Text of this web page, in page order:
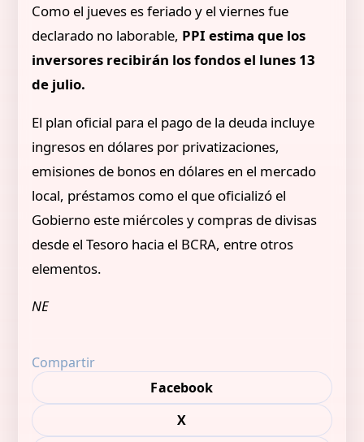
Como el jueves es feriado y el viernes fue
declarado no laborable, PPI estima que los
inversores recibirán los fondos el lunes 13
de julio.
El plan oficial para el pago de la deuda incluye
ingresos en dólares por privatizaciones,
emisiones de bonos en dólares en el mercado
local, préstamos como el que oficializó el
Gobierno este miércoles y compras de divisas
desde el Tesoro hacia el BCRA, entre otros
elementos.
NE
Compartir
Facebook
X